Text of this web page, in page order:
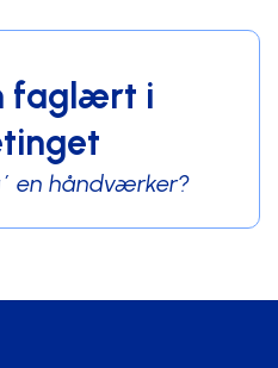
faglært i
en håndværker?